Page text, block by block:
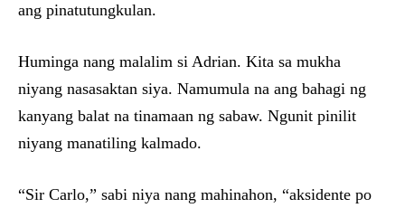
ang pinatutungkulan.
Huminga nang malalim si Adrian. Kita sa mukha
niyang nasasaktan siya. Namumula na ang bahagi ng
kanyang balat na tinamaan ng sabaw. Ngunit pinilit
niyang manatiling kalmado.
“Sir Carlo,” sabi niya nang mahinahon, “aksidente po